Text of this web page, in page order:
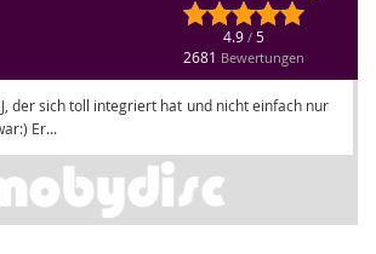
4.9 / 5
2681 Bewertungen
der sich toll integriert hat und nicht einfach nur
Er...